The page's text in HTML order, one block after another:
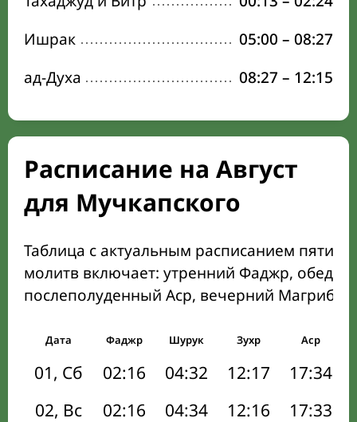
Ишрак
05:00 – 08:27
ад-Духа
08:27 – 12:15
Расписание на Август
для Мучкапского
Таблица с актуальным расписанием пяти
молитв включает: утренний Фаджр,
послеполуденный Аср, вечерний Магриб
Дата Фаджр Шурук Зухр Аср
01, Сб 02:16 04:32 12:17 17:34
02, Вс
02:16 04:34 12:16 17:33